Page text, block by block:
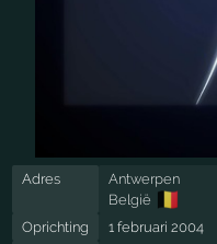
Adres
Antwerpen
België 🇧🇪
Oprichting
1 februari 2004